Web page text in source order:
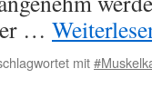
…
mit